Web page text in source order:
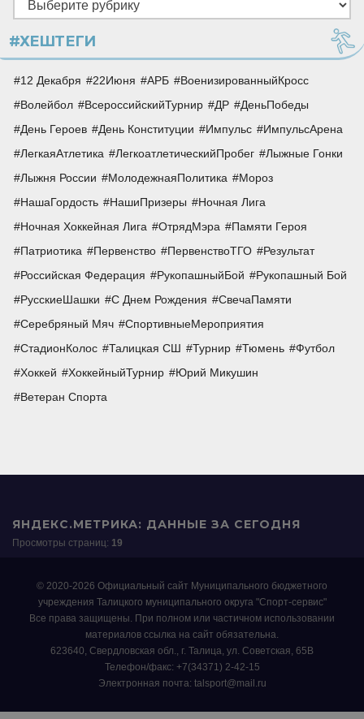
#ХЕШТЕГИ
12 Декабря 22Июня АРБ
ВоенизированныйКросс
Волейбол
ВсероссийскийТурнир ДР
ДеньПобеды
День Героев
День Конституции Импульс
ИмпульсАрена
ЛегкаяАтлетика
ЛегкоатлетическийПробег
Лыжные Гонки
Лыжня России
МолодежнаяПолитика
Мороз
НашаГордость
НашиПризеры
Ночная Лига
Ночная Хоккейная Лига
ОтрядМэра
Памяти Героя
Патриотика
Первенство ПервенствоТГО
Результат
Российская Федерация
РукопашныйБой
Рукопашный Бой
РусскиеШашки
С Днем Рождения
СвечаПамяти
Серебряный Мяч
СпортивныеМероприятия
СтадионКолос
Талицкая СШ Турнир Тюмень
Футбол
Хоккей
ХоккейныйТурнир
Юрий Микушин
Ветеран Спорта
ЯНДЕКС.МЕТРИКА: ДАННЫЕ ЗА СЕГОДНЯ
Просмотры страниц: 19
© 2020-2026 Официальный сайт Муниципального бюджетного
учреждения Талицкого муниципального округа "Спорт-сервис"
Все права защищены. При полном или частичном использовании
материалов ссылка на сайт обязательна.
623640, Свердловская обл., г. Талица, ул. Советская, 65В
Телефон/факс: +7(34371) 2-42-15
Электронная почта: talsport@mail.ru